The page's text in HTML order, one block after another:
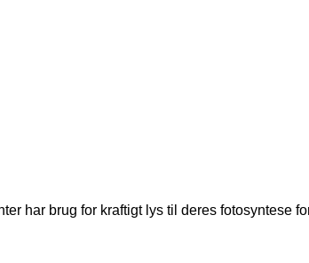
har brug for kraftigt lys til deres fotosyntese